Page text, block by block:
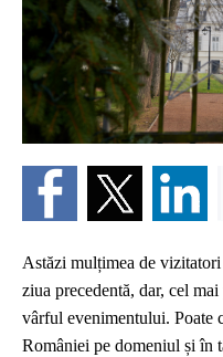
Astăzi mulțimea de
ziua precedentă, dar, cel
vârful evenimentului. Poate
României pe domeniul și în